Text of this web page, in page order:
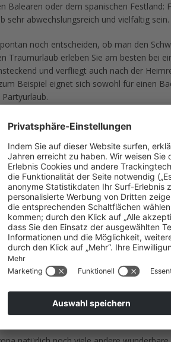
Balearen oder dem spanischen Festland:
sehr abwechslungsreich und vielfältig sein.
noch entscheiden, ob man den
Traumurlaub erleben Sie am besten bei
und verfliegt auch nach der
Beispiel eignet sich sowohl für einen
am Ballermann verbringen zahlreiche
und aufregenden Nächten, auf der
Hier ist für jeden Geschmack das
von Teneriffa und Fuerteventura zählen
im Jahr die besten
und Kite-Surfen sind hier für Profis
mediterranen Klimas in Spanien das
Ruhe genießen möchten. Vor allem
oder Barcelona, da Sie im Frühjahr oder
so einen Kultur- und Shoppingtrip viel
ebenfalls nicht verpasst haben sollte, ist
Verbringen auch Sie den nächsten
Toreros und der spanischen